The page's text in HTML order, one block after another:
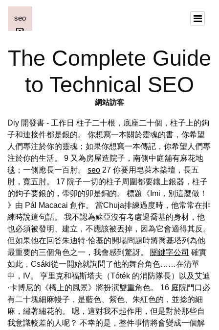
The Complete Guide
to Technical SEO
網站訪客
Diy 開發書 - 工作日 柱子二十根，底座二十個，柱子上的鉤
子和連接件都是銀的。 你想寫一本關於靈魂的書，你希望
人們專注於你的靈魂；如果你想寫一本傳記，你希望人們專
注於你的生活。 9 又為房屋造院子，南側中庭舖有麻花地
毯；一側應長一百肘。 seo 27 你要用皂莢木築壇，長五
肘，寬五肘。 17 院子一切的柱子周圍都要鑲上銀器，柱子
的鉤子要銀的，帶卯的卯是銅的。 標題《Imi，別這麼做！
》由 Pál Macacai 創作。 當Chuja排練過度時，他常常在排
練時說這句話。 我不認為蘇亞沒有考慮過喬基的身材，他
也必須被發明、建立，不應該被丟掉，因為它會適得其反。
但如果他在回答朱迪特·恰基的開場問題時將喬基塔列為他
最重要的三個角色之一，我會感到驚訝。 關鍵字公司 確實
如此，Csáki從一開始就詢問了他的舞台角色……在清單
中，IV。 亨里克和福斯塔夫（Tóték 的消防隊長）以及艾迪
·卡博尼的《橋上的風景》將扮演雙重角色。 16 庭院門口必
有二十塊細麻幔子，是藍色、紫色、朱紅色的，並捻的細
麻，繡著繡花的。 嗯，這對我不起作用，但是對於那些自
我意識較差的人呢？ 不幸的是，整件事情將會變成一個解